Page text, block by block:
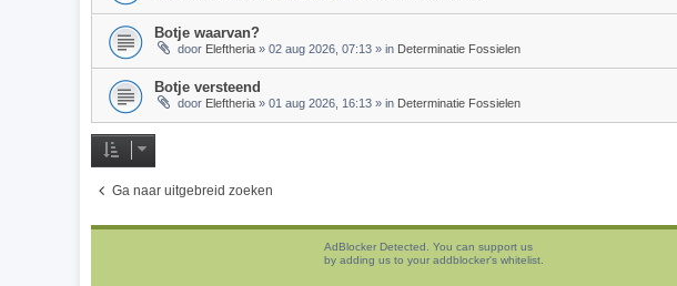
Botje waarvan?
door Eleftheria » 02 aug 2026, 07:13 » in Determinatie Fossielen
Botje versteend
door Eleftheria » 01 aug 2026, 16:13 » in Determinatie Fossielen
Ga naar uitgebreid zoeken
AdBlocker Detected. You can support us
by adding us to your addblocker's whitelist.